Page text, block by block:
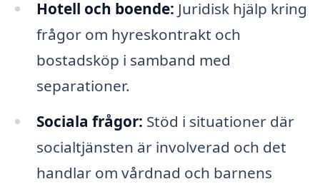
Hotell och boende: Juridisk hjälp kring
frågor om hyreskontrakt och
bostadsköp i samband med
separationer.
Sociala frågor: Stöd i situationer där
socialtjänsten är involverad och det
handlar om vårdnad och barnens